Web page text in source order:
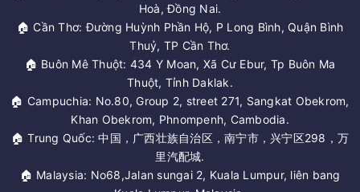
Hoà, Đồng Nai.
🏠 Cần Thơ: Đường Huỳnh Phần Hộ, P Long Bình, Quận Bình
Thuỷ, TP Cần Thơ.
🏠 Buôn Mê Thuột: 434 Y Moan, Xã Cư Ebur, Tp Buôn Ma
Thuột, Tỉnh Daklak.
🏠 Campuchia: No.80, Group 2, street 271, Sangkat Obekrom,
Khan Obekrom, Phnompenh, Cambodia.
🏠 Trung Quốc: 中国，广西壮族自治区，南宁市，兴宁区298，万
里汽配城.
🏠 Malaysia: No68,Jalan sungai 2, Kuala Lumpur, liên bang